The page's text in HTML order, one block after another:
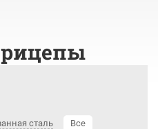
сталь Все